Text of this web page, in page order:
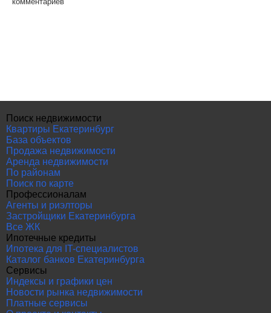
Поиск недвижимости
Квартиры Екатеринбург
База объектов
Продажа недвижимости
Аренда недвижимости
По районам
Поиск по карте
Профессионалам
Агенты и риэлторы
Застройщики Екатеринбурга
Все ЖК
Ипотечные кредиты
Ипотека для IT-специалистов
Каталог банков Екатеринбурга
Сервисы
Индексы и графики цен
Новости рынка недвижимости
Платные сервисы